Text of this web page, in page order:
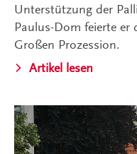
Unterstützung der
Paulus-Dom feierte er
Großen Prozession.
Artikel lesen